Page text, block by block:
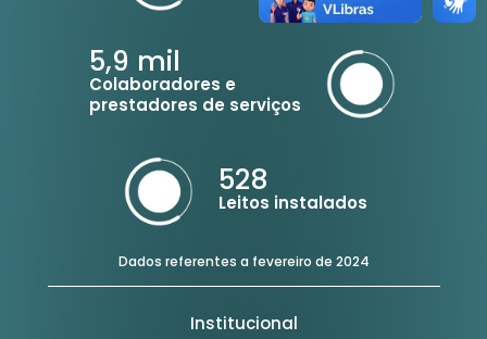
5,9 mil
Colaboradores e
prestadores de serviços
528
Leitos instalados
Dados referentes a fevereiro de 2024
Institucional